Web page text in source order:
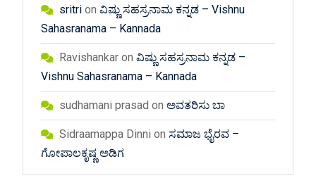
sritrion ವಿಷ್ಣು ಸಹಸ್ರನಾಮ ಕನ್ನಡ – Vishnu
Sahasranama – Kannada
Ravishankaron ವಿಷ್ಣು ಸಹಸ್ರನಾಮ ಕನ್ನಡ –
Vishnu Sahasranama – Kannada
sudhamani prasad on ಅವತರಿಸು ಬಾ
Sidraamappa Dinni on ಸಮಾಜ ಭೈರವ –
ಗೋಪಾಲಕೃಷ್ಣ ಅಡಿಗ